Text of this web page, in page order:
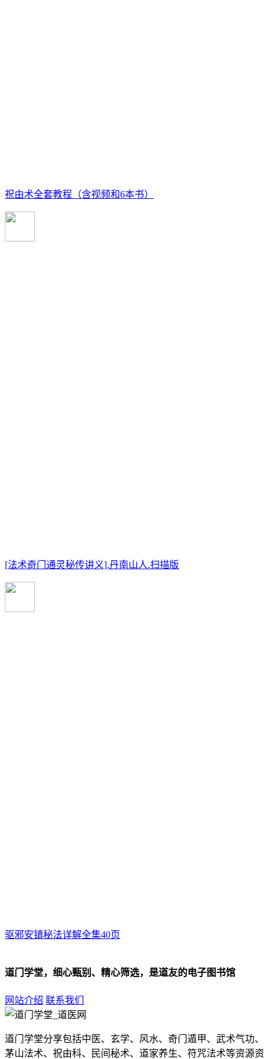
祝由术全套教程（含视频和6本书）
[法术奇门通灵秘传讲义].丹南山人.扫描版
驱邪安镇秘法详解全集40页
道门学堂，细心甄别、精心筛选，是道友的电子图书馆
网站介绍 联系我们
道门学堂分享包括中医、玄学、风水、奇门遁甲、武术气功、
茅山法术、祝由科、民间秘术、道家养生、符咒法术等资源资